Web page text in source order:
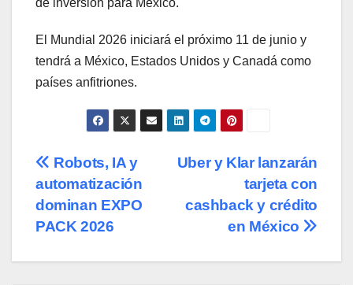
El Mundial 2026 iniciará el próximo 11 de junio y
tendrá a México, Estados Unidos y Canadá como
países anfitriones.
Navegación
de
entradas
Uber y Klar lanzarán
tarjeta con
cashback y crédito
en México
Robots, IA y
automatización
dominan EXPO
PACK 2026